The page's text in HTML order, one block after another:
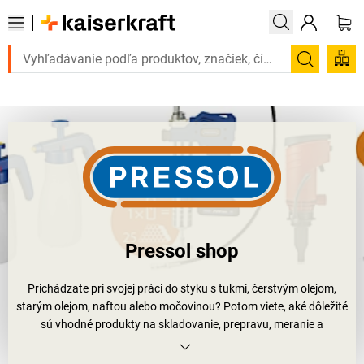
to urgentne? Vybrané bestsellery doručíme do 72 hodín. Objavte
Pressol shop
Prichádzate pri svojej práci do styku s tukmi, čerstvým olejom,
starým olejom, naftou alebo močovinou? Potom viete, aké dôležité
sú vhodné produkty na skladovanie, prepravu, meranie a
manipuláciu s týmito prostriedkami. Firma Pressol sa už pred viac